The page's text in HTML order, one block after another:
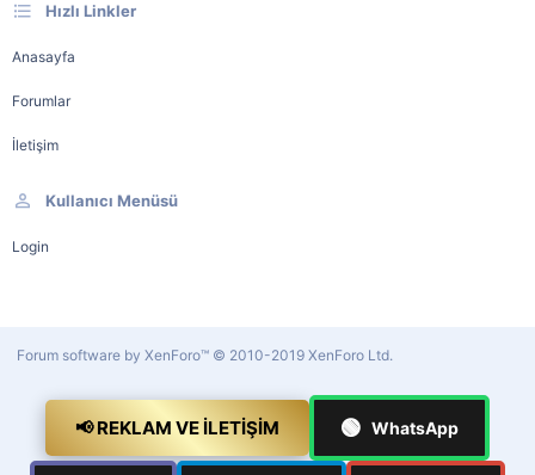
Hızlı Linkler
Anasayfa
Forumlar
İletişim
Kullanıcı Menüsü
Login
Forum software by XenForo™ © 2010-2019 XenForo Ltd.
📢 REKLAM VE İLETIŞIM 🟢 WhatsApp